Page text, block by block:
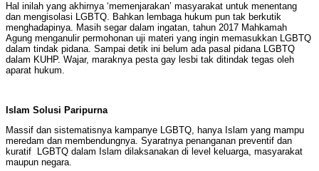
Hal inilah yang akhirnya ‘memenjarakan’ masyarakat untuk menentang
dan mengisolasi LGBTQ. Bahkan lembaga hukum pun tak berkutik
menghadapinya. Masih segar dalam ingatan, tahun 2017 Mahkamah
Agung menganulir permohonan uji materi yang ingin memasukkan LGBTQ
dalam tindak pidana. Sampai detik ini belum ada pasal pidana LGBTQ
dalam KUHP. Wajar, maraknya pesta gay lesbi tak ditindak tegas oleh
aparat hukum.
Islam Solusi Paripurna
Massif dan sistematisnya kampanye LGBTQ, hanya Islam yang mampu
meredam dan membendungnya. Syaratnya penanganan preventif dan
kuratif LGBTQ dalam Islam dilaksanakan di level keluarga, masyarakat
maupun negara.